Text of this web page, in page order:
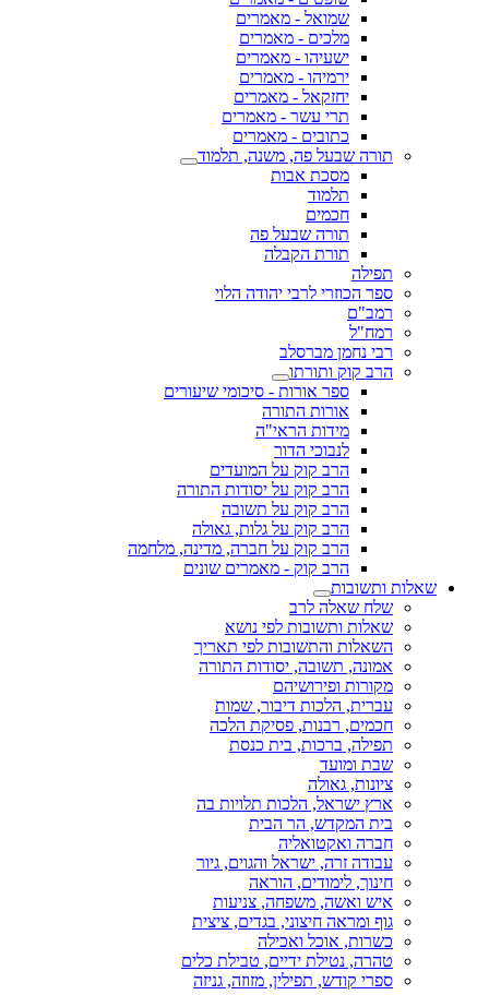
שמואל - מאמרים
מלכים - מאמרים
ישעיהו - מאמרים
ירמיהו - מאמרים
יחזקאל - מאמרים
תרי עשר - מאמרים
כתובים - מאמרים
תורה שבעל פה, משנה, תלמוד
מסכת אבות
תלמוד
חכמים
תורה שבעל פה
תורת הקבלה
תפילה
ספר הכוזרי לרבי יהודה הלוי
רמב"ם
רמח"ל
רבי נחמן מברסלב
הרב קוק ותורתו
ספר אורות - סיכומי שיעורים
אורות התורה
מידות הראי"ה
לנבוכי הדור
הרב קוק על המועדים
הרב קוק על יסודות התורה
הרב קוק על תשובה
הרב קוק על גלות, גאולה
הרב קוק על חברה, מדינה, מלחמה
הרב קוק - מאמרים שונים
שאלות ותשובות
שלח שאלה לרב
שאלות ותשובות לפי נושא
השאלות והתשובות לפי תאריך
אמונה, תשובה, יסודות התורה
מקורות ופירושיהם
עברית, הלכות דיבור, שמות
חכמים, רבנות, פסיקת הלכה
תפילה, ברכות, בית כנסת
שבת ומועד
ציונות, גאולה
ארץ ישראל, הלכות תלויות בה
בית המקדש, הר הבית
חברה ואקטואליה
עבודה זרה, ישראל והגוים, גיור
חינוך, לימודים, הוראה
איש ואשה, משפחה, צניעות
גוף ומראה חיצוני, בגדים, ציצית
כשרות, אוכל ואכילה
טהרה, נטילת ידיים, טבילת כלים
ספרי קודש, תפילין, מזוזה, גניזה